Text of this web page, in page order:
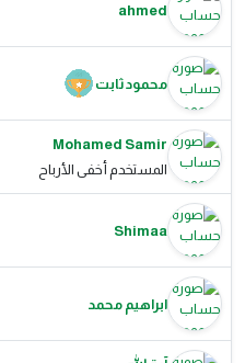
ahmed
محمود ثابت
Mohamed Samir
المستخدم أخفى الأرباح
Shimaa
ابراهيم محمد